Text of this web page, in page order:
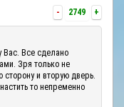
- 2749 +
Вас. Все сделано
Зря только не
сторону и вторую дверь.
то непременно